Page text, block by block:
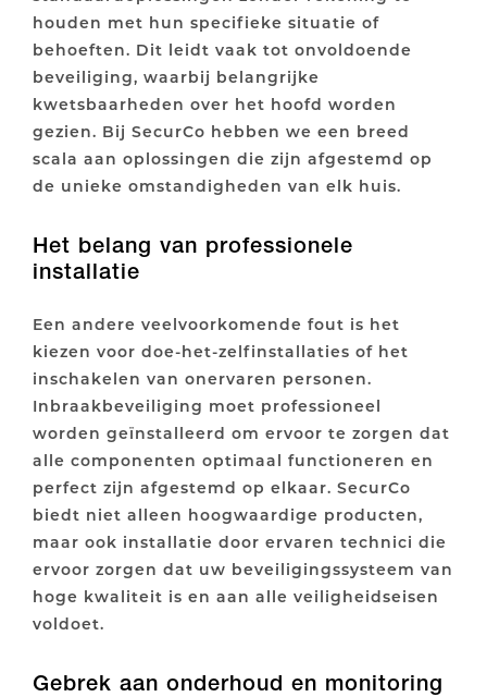
houden met hun specifieke situatie of
behoeften. Dit leidt vaak tot onvoldoende
beveiliging, waarbij belangrijke
kwetsbaarheden over het hoofd worden
gezien. Bij SecurCo hebben we een breed
scala aan oplossingen die zijn afgestemd op
de unieke omstandigheden van elk huis.
Het belang van professionele
installatie
Een andere veelvoorkomende fout is het
kiezen voor doe-het-zelfinstallaties of het
inschakelen van onervaren personen.
Inbraakbeveiliging moet professioneel
worden geïnstalleerd om ervoor te zorgen dat
alle componenten optimaal functioneren en
perfect zijn afgestemd op elkaar. SecurCo
biedt niet alleen hoogwaardige producten,
maar ook installatie door ervaren technici die
ervoor zorgen dat uw beveiligingssysteem van
hoge kwaliteit is en aan alle veiligheidseisen
voldoet.
Gebrek aan onderhoud en monitoring